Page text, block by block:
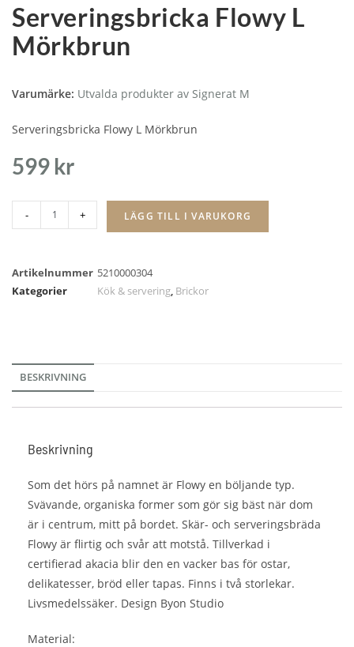
Serveringsbricka Flowy L
Mörkbrun
Varumärke: Utvalda produkter av Signerat M
Serveringsbricka Flowy L Mörkbrun
599 kr
- + LÄGG TILL I VARUKORG
Artikelnummer 5210000304
Kategorier
Kök & servering, Brickor
BESKRIVNING
Beskrivning
Som det hörs på namnet är Flowy en böljande typ.
Svävande, organiska former som gör sig bäst när dom
är i centrum, mitt på bordet. Skär- och serveringsbräda
Flowy är flirtig och svår att motstå. Tillverkad i
certifierad akacia blir den en vacker bas för ostar,
delikatesser, bröd eller tapas. Finns i två storlekar.
Livsmedelssäker. Design Byon Studio
Material: